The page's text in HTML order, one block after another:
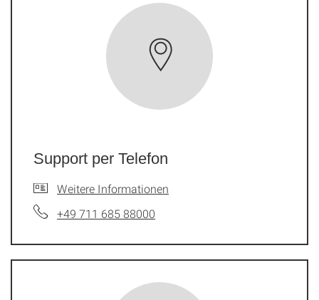
Support per Telefon
Weitere Informationen
+49 711 685 88000